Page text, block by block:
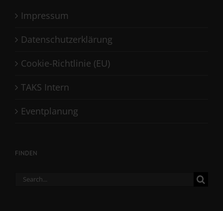
Impressum
Datenschutzerklärung
Cookie-Richtlinie (EU)
TAKS Intern
Eventplanung
FINDEN
Search